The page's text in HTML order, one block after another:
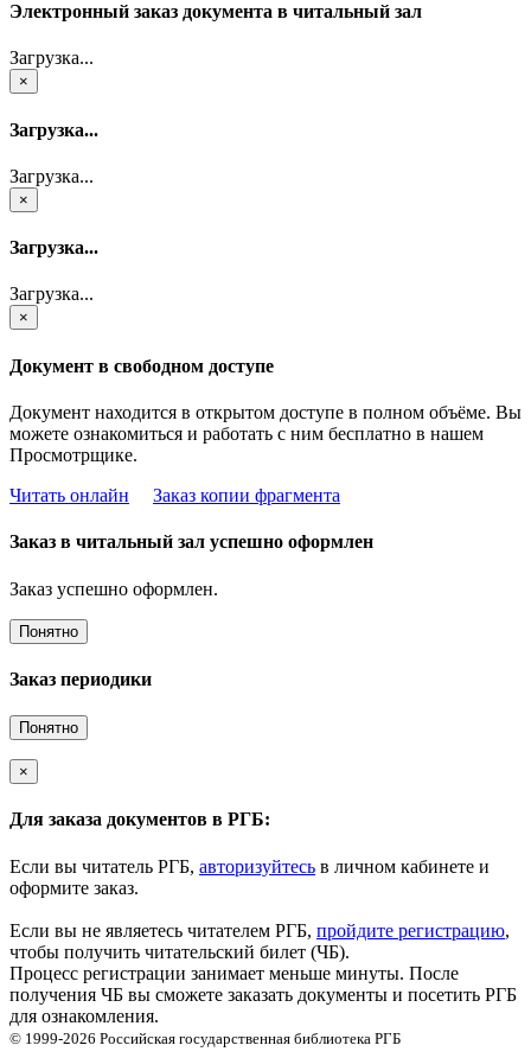
Электронный заказ документа в читальный зал
Загрузка...
×
Загрузка...
Загрузка...
×
Загрузка...
Загрузка...
×
Документ в свободном доступе
Документ находится в открытом доступе в полном объёме. Вы
можете ознакомиться и работать с ним бесплатно в нашем
Просмотрщике.
Читать онлайн
Заказ копии фрагмента
Заказ в читальный зал успешно оформлен
Заказ успешно оформлен.
Понятно
Заказ периодики
Понятно
×
Для заказа документов в РГБ:
Если вы читатель РГБ, авторизуйтесь в личном кабинете и
оформите заказ.
Если вы не являетесь читателем РГБ, пройдите регистрацию,
чтобы получить читательский билет (ЧБ).
Процесс регистрации занимает меньше минуты. После
получения ЧБ вы сможете заказать документы и посетить РГБ
для ознакомления.
© 1999-2026 Российская государственная библиотека РГБ